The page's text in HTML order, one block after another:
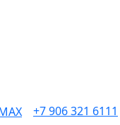
+7 906 321 6111